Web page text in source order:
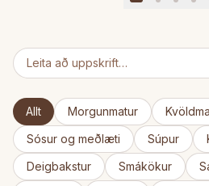
Allt Morgunmatur
Sósur og meðlæti
Súpur
Deigbakstur
Smákökur